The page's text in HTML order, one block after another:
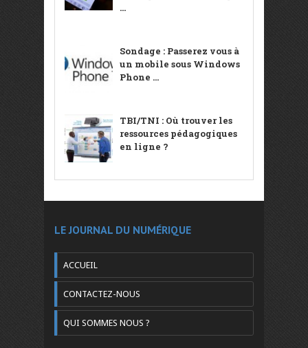
...
Sondage : Passerez vous à
un mobile sous Windows
Phone ...
TBI/TNI : Où trouver les
ressources pédagogiques
en ligne ?
LE JOURNAL DU NUMÉRIQUE
ACCUEIL
CONTACTEZ-NOUS
QUI SOMMES NOUS ?